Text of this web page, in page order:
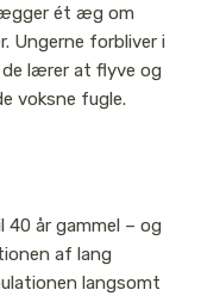
ét æg om
Ungerne forbliver i
lærer at flyve og
voksne fugle.
40 år gammel – og
af lang
langsomt